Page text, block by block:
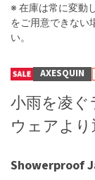
※ 在庫は常に変動
をご用意できない
い。
Showerproof
AXESQUIN
小雨を凌
ウェアよ